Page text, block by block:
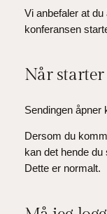
Vi anbefaler at
konferansen
Når starter
Sendingen åpner
Dersom du
kan det hende
Dette er normalt.